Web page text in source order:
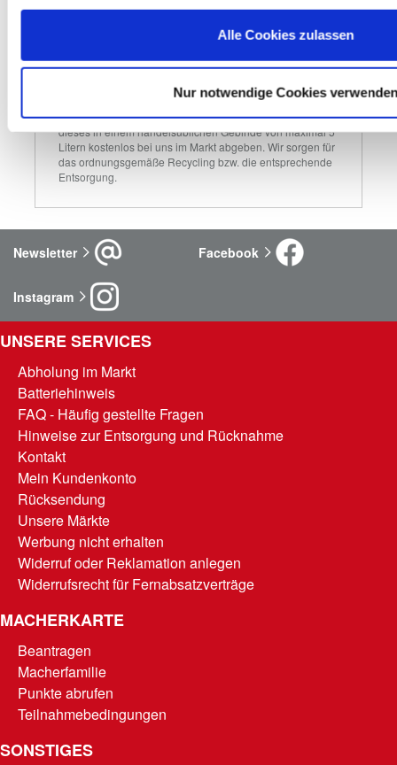
Alle Cookies zulassen
Nur notwendige Cookies
Fällt bei deinen Projekten zuhause Altöl an, kannst du
dieses in einem handelsüblichen Gebinde von maximal 5
Litern kostenlos bei uns im Markt abgeben. Wir sorgen für
das ordnungsgemäße Recycling bzw. die entsprechende
Entsorgung.
Newsletter Facebook
Instagram
UNSERE SERVICES
Abholung im Markt
Batteriehinweis
FAQ - Häufig gestellte Fragen
Hinweise zur Entsorgung und Rücknahme
Kontakt
Mein Kundenkonto
Rücksendung
Unsere Märkte
Werbung nicht erhalten
Widerruf oder Reklamation anlegen
Widerrufsrecht für Fernabsatzverträge
MACHERKARTE
Beantragen
Macherfamilie
Punkte abrufen
Teilnahmebedingungen
SONSTIGES